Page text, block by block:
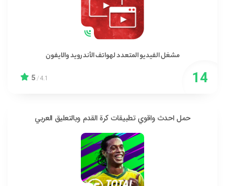
مشغل الفيديو المتعدد لهواتف الأندرويد والايفون
4.1
/
5
حمل احدث واقوي تطبيقات كرة القدم وبالتعليق العربي